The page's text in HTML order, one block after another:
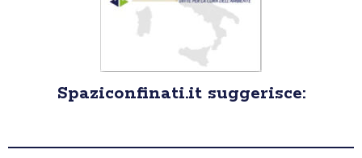
Spaziconfinati.it suggerisce: